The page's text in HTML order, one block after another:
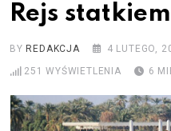
Rejs
BY REDAKCJA 4 LUTEGO,
251 WYŚWIETLENIA 6